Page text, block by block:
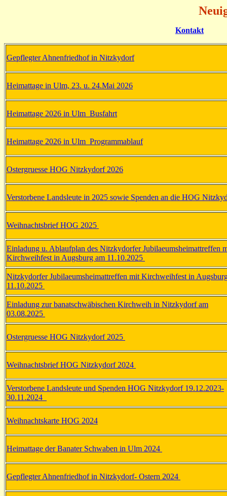
Kontakt
Gepflegter Ahnenfriedhof in Nitzkydorf
Heimattage in Ulm, 23. u. 24.Mai 2026
Heimattage 2026 in Ulm_Busfahrt
Heimattage 2026 in Ulm_Programmablauf
Ostergruesse HOG Nitzkydorf 2026
Verstorbene Landsleute in 2025 sowie Spenden an die HOG
Weihnachtsbrief HOG 2025
Einladung u. Ablaufplan des Nitzkydorfer Jubilaeumsheimattreffen
Kirchweihfest in Augsburg am 11.10.2025
Nitzkydorfer Jubilaeumsheimattreffen mit Kirchweihfest in
11.10.2025
Einladung zur banatschwäbischen Kirchweih in Nitzkydorf am
03.08.2025
Ostergruesse HOG Nitzkydorf 2025
Weihnachtsbrief HOG Nitzkydorf 2024
Verstorbene Landsleute und Spenden HOG Nitzkydorf 19.12.2023-
30.11.2024
Weihnachtskarte HOG 2024
Heimattage der Banater Schwaben in Ulm 2024
Gepflegter Ahnenfriedhof in Nitzkydorf- Ostern 2024